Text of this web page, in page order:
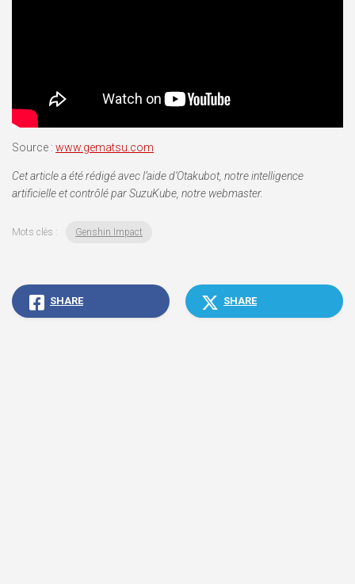
Source : www.gematsu.com
Cet article a été rédigé avec l’aide d’Otakubot, notre intelligence
artificielle et contrôlé par SuzuKube, notre webmaster.
Mots clés : Genshin Impact
SHARE SHARE